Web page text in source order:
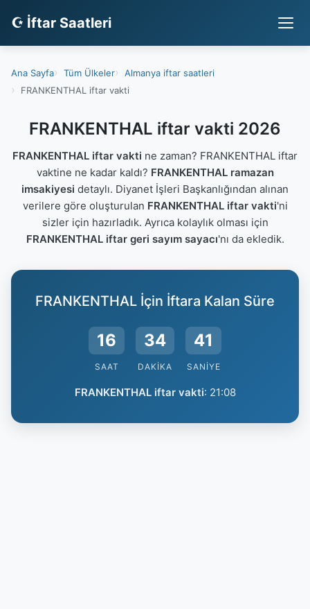
☪ İftar Saatleri
Ana Sayfa Tüm Ülkeler
Almanya iftar saatleri
FRANKENTHAL iftar vakti
FRANKENTHAL iftar vakti 2026
FRANKENTHAL iftar vakti ne zaman? FRANKENTHAL iftar
vaktine ne kadar kaldı? FRANKENTHAL ramazan
imsakiyesi detaylı. Diyanet İşleri Başkanlığından alınan
verilere göre oluşturulan FRANKENTHAL iftar vakti'ni
sizler için hazırladık. Ayrıca kolaylık olması için
FRANKENTHAL iftar geri sayım sayacı'nı da ekledik.
FRANKENTHAL İçin İftara Kalan Süre
16
SAAT
34
DAKIKA
40
SANIYE
FRANKENTHAL iftar vakti: 21:08